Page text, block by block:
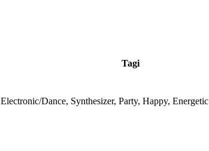
Tagi
Electronic/Dance, Synthesizer, Party, Happy, Energetic